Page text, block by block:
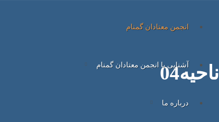
انجمن معتادان گمنام
آشنایی با انجمن معتادان گمنام
درباره ما
ناحیه04